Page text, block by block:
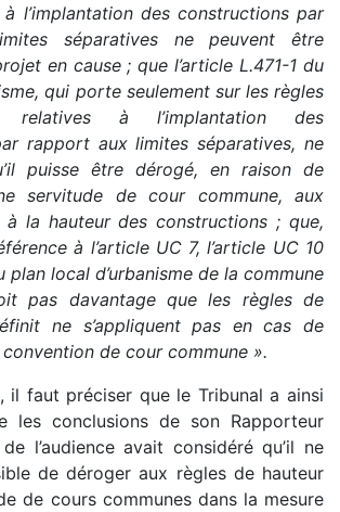
l’implantation des constructions par
séparatives ne peuvent être
en cause ; que l’article L.471-1 du
qui porte seulement sur les règles
à l’implantation des
rapport aux limites séparatives, ne
puisse être dérogé, en raison de
servitude de cour commune, aux
à la hauteur des constructions ; que,
à l’article UC 7, l’article UC 10
plan local d’urbanisme de la commune
pas davantage que les règles de
ne s’appliquent pas en cas de
convention de cour commune ».
il faut préciser que le Tribunal a ainsi
les conclusions de son Rapporteur
l’audience avait considéré qu’il ne
de déroger aux règles de hauteur
de cours communes dans la mesure